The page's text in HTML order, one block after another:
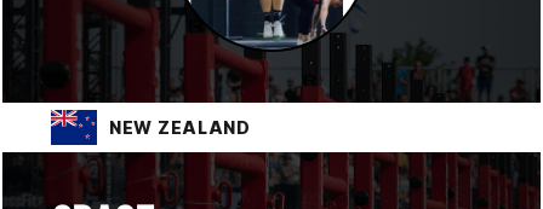
NEW ZEALAND